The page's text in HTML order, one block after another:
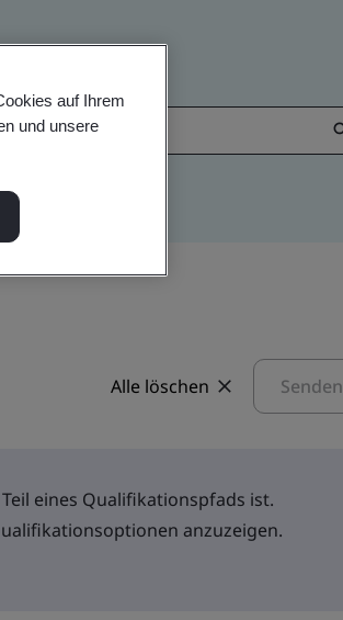
Alle löschen Senden
eines Qualifikationspfads ist.
anzuzeigen.
auf Ihrem
und unsere